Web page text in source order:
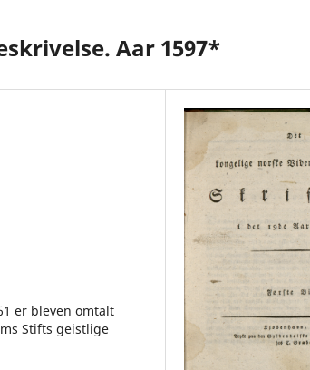
Aar 1597*
er bleven omtalt
Stifts geistlige